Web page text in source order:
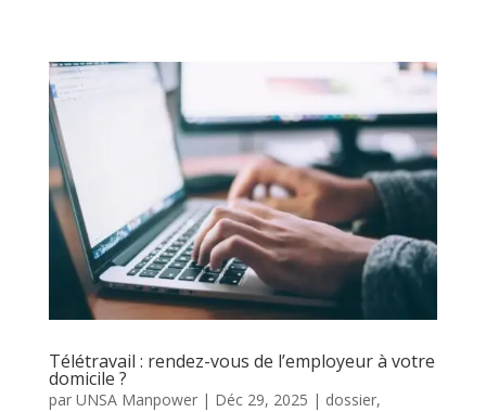
Télétravail : rendez-vous de l’employeur à votre
domicile ?
par UNSA Manpower| Déc 29, 2025 | dossier,